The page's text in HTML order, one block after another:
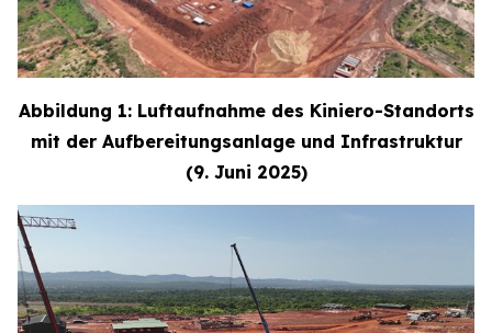
Abbildung 1: Luftaufnahme des Kiniero-Standorts
mit der Aufbereitungsanlage und Infrastruktur
(9. Juni 2025)